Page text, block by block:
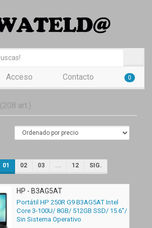
Acceso Contacto 0
(208 art.)
01 02 03 ... 12 SIG.
HP - B3AG5AT
Portátil HP 250R G9 B3AG5AT Intel
Core 3-100U/ 8GB/ 512GB SSD/ 15.6"/
Sin Sistema Operativo